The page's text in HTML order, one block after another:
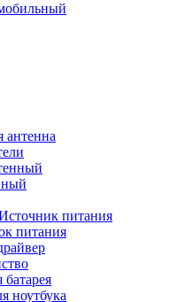
антенна
питания
питания
ноутбука